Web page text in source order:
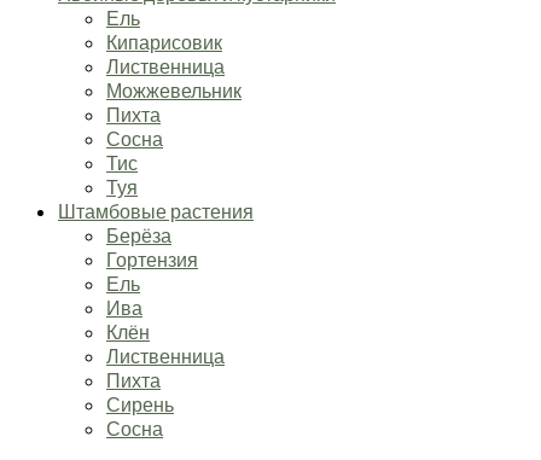
Ель
Кипарисовик
Лиственница
Можжевельник
Пихта
Сосна
Тис
Туя
Штамбовые растения
Берёза
Гортензия
Ель
Ива
Клён
Лиственница
Пихта
Сирень
Сосна